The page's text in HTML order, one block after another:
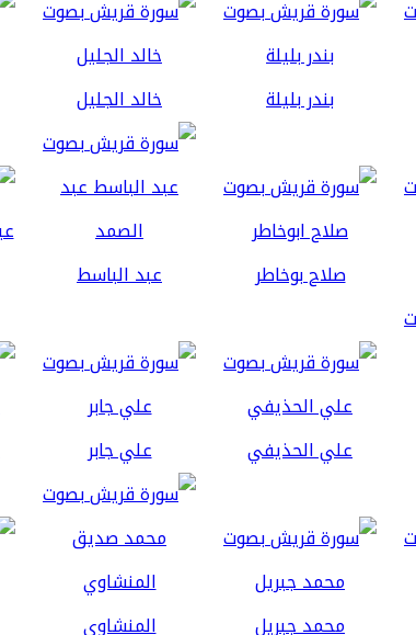
بندر بليلة خالد الجليل
صلاح بوخاطر عبد الباسط
علي الحذيفي علي جابر
محمد جبريل المنشاوي